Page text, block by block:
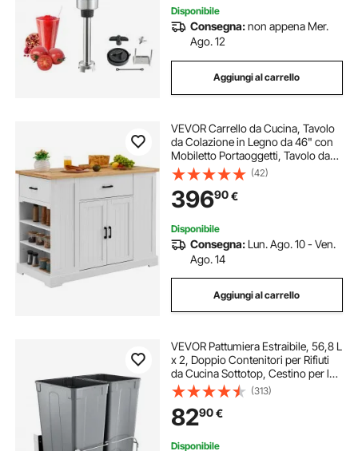
Disponibile
Consegna:non appena Mer.
Ago. 12
Aggiungi al carrello
VEVOR Carrello da Cucina, Tavolo
da Colazione in Legno da 46" con
Mobiletto Portaoggetti, Tavolo da
Cucina Stile Fattoria con Ripiano
Regolabile, Cassetto, per Sala da
Pranzo, Soggiorno, Bianco
(42)
39690€
Disponibile
Consegna: Lun. Ago. 10 - Ven.
Ago. 14
Aggiungi al carrello
VEVOR Pattumiera Estraibile, 56,8 L
x 2, Doppio Contenitori per Rifiuti
da Cucina Sottotop, Cestino per la
Raccolta Differenziata, con Kit Porta
e Chiusura Ammortizzata per Mobili
da Cucina, Grigio
(313)
8290€
Disponibile